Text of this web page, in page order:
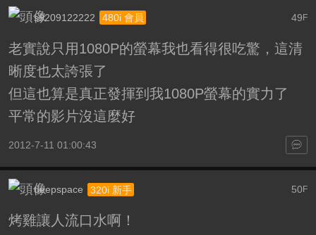
49 F
s9209122222 480i 會員
老實說只用1080P的螢幕我也看得很吃驚，這清
晰度也太誇張了
但這也算是真正發揮到我1080P螢幕的實力了
平常的影片沒這麼好
2012-7-11 01:00:43
50F
deepspace 320i 新手
烤雞讓人流口水啊！